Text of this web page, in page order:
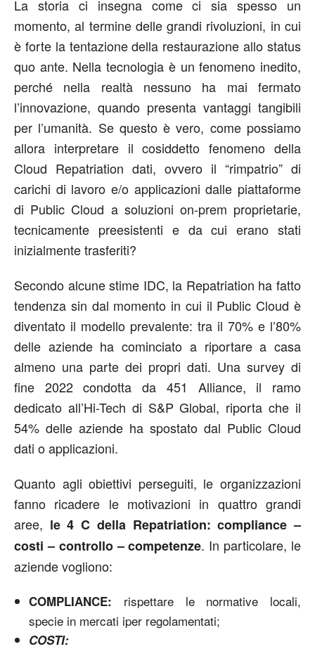
La storia ci insegna come ci sia spesso un
momento, al termine delle grandi rivoluzioni, in cui
è forte la tentazione della restaurazione allo status
quo ante. Nella tecnologia è un fenomeno inedito,
perché nella realtà nessuno ha mai fermato
l’innovazione, quando presenta vantaggi tangibili
per l’umanità. Se questo è vero, come possiamo
allora interpretare il cosiddetto fenomeno della
Cloud Repatriation dati, ovvero il “rimpatrio” di
carichi di lavoro e/o applicazioni dalle piattaforme
di Public Cloud a soluzioni on-prem proprietarie,
tecnicamente preesistenti e da cui erano stati
inizialmente trasferiti?
Secondo alcune stime IDC, la Repatriation ha fatto
tendenza sin dal momento in cui il Public Cloud è
diventato il modello prevalente: tra il 70% e l’80%
delle aziende ha cominciato a riportare a casa
almeno una parte dei propri dati. Una survey di
fine 2022 condotta da 451 Alliance, il ramo
dedicato all’Hi-Tech di S&P Global, riporta che il
54% delle aziende ha spostato dal Public Cloud
dati o applicazioni.
Quanto agli obiettivi perseguiti, le organizzazioni
fanno ricadere le motivazioni in quattro grandi
aree, le 4 C della Repatriation: compliance –
costi – controllo – competenze. In particolare, le
aziende vogliono:
COMPLIANCE: rispettare le normative locali,
specie in mercati iper regolamentati;
COSTI: